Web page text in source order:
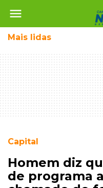
menu
Mais lidas
Capital
Homem diz
de programa